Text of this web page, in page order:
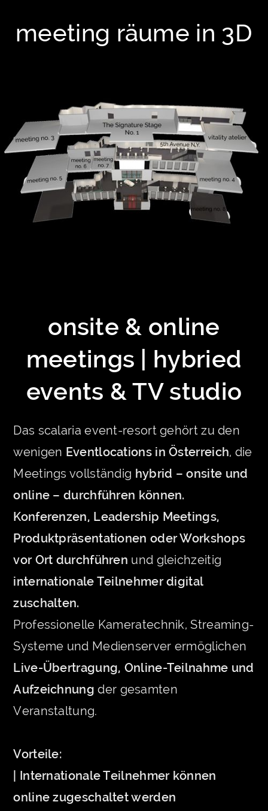
meeting räume in 3D
onsite & online
meetings | hybried
events & TV studio
Das scalaria event-resort gehört zu den
wenigen Eventlocations in Österreich, die
Meetings vollständig hybrid – onsite und
online – durchführen können.
Konferenzen, Leadership Meetings,
Produktpräsentationen oder Workshops
vor Ort durchführen und gleichzeitig
internationale Teilnehmer digital
zuschalten.
Professionelle Kameratechnik, Streaming-
Systeme und Medienserver ermöglichen
Live-Übertragung, Online-Teilnahme und
Aufzeichnung der gesamten
Veranstaltung.
Vorteile:
| Internationale Teilnehmer können
online zugeschaltet werden